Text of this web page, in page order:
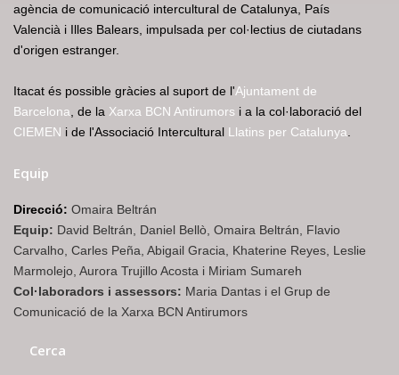
agència de comunicació intercultural de Catalunya, País
Valencià i Illes Balears, impulsada per col·lectius de ciutadans
d'origen estranger.
Itacat és possible gràcies al suport de l'Ajuntament de
Barcelona, de la Xarxa BCN Antirumors i a la col·laboració del
CIEMEN i de l'Associació Intercultural Llatins per Catalunya.
Equip
Direcció: Omaira Beltrán
Equip: David Beltrán, Daniel Bellò, Omaira Beltrán, Flavio
Carvalho, Carles Peña, Abigail Gracia, Khaterine Reyes, Leslie
Marmolejo, Aurora Trujillo Acosta i Miriam Sumareh
Col·laboradors i assessors: Maria Dantas i el Grup de
Comunicació de la Xarxa BCN Antirumors
Cerca